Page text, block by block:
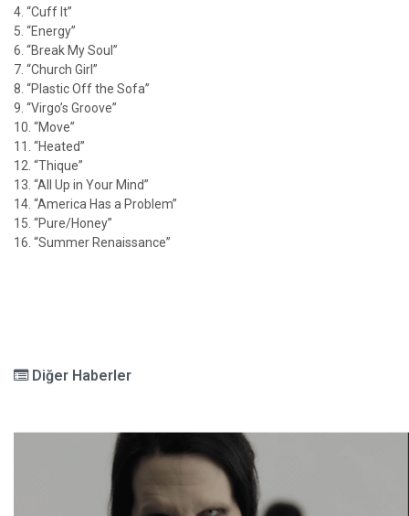
4. “Cuff It”
5. “Energy”
6. “Break My Soul”
7. “Church Girl”
8. “Plastic Off the Sofa”
9. “Virgo’s Groove”
10. “Move”
11. “Heated”
12. “Thique”
13. “All Up in Your Mind”
14. “America Has a Problem”
15. “Pure/Honey”
16. “Summer Renaissance”
Diğer Haberler